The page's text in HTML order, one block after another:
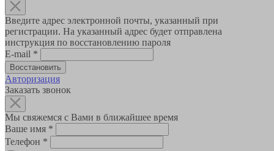
Введите адрес электронной почты, указанный при
регистрации. На указанный адрес будет отправлена
инструкция по восстановлению пароля
E-mail *
Авторизация
Заказать звонок
Мы свяжемся с Вами в ближайшее время
Ваше имя *
Телефон *